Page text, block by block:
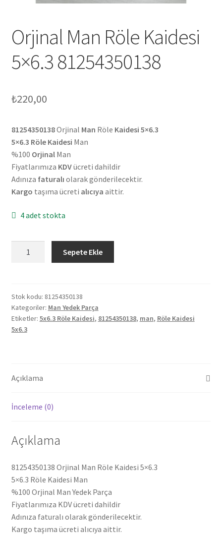
Orjinal Man Röle Kaidesi
5×6.3 81254350138
₺220,00
81254350138Orjinal Man Röle Kaidesi 5×6.3
5×6.3 Röle Kaidesi Man
%100 OrjinalMan
Fiyatlarımıza KDVücreti dahildir
Adınıza faturalı olarak gönderilecektir.
Kargo taşıma ücreti alıcıya aittir.
4 adet stokta
5x6.3
81254350138
adet
Sepete Ekle
Stok kodu: 81254350138
Kategoriler: Man Yedek Parça
Etiketler: 5x6.3 Röle Kaidesi, 81254350138, man, Röle Kaidesi
5x6.3
Açıklama
İnceleme (0)
Açıklama
81254350138 Orjinal Man Röle Kaidesi 5×6.3
5×6.3 Röle Kaidesi Man
%100 Orjinal Man Yedek Parça
Fiyatlarımıza KDV ücreti dahildir
Adınıza faturalı olarak gönderilecektir.
Kargo taşıma ücreti alıcıya aittir.